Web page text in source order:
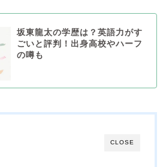
坂東龍太の学歴は？英語力がす
ごいと評判！出身高校やハーフ
の噂も
CLOSE